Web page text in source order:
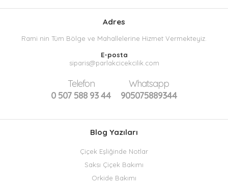
Adres
Rami nin Tüm Bölge ve Mahallelerine Hizmet Vermekteyiz.
E-posta
siparis@parlakcicekcilik.com
Telefon
0 507 588 93 44
Whatsapp
905075889344
Blog Yazıları
Çiçek Eşliğinde Notlar
Saksı Çiçek Bakımı
Orkide Bakımı